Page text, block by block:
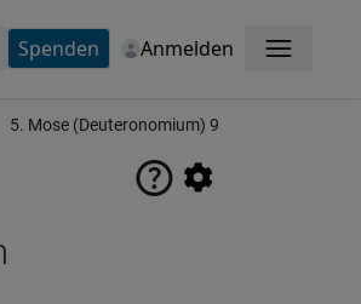
Spenden Anmelden Menü
5. Mose (Deuteronomium) 9